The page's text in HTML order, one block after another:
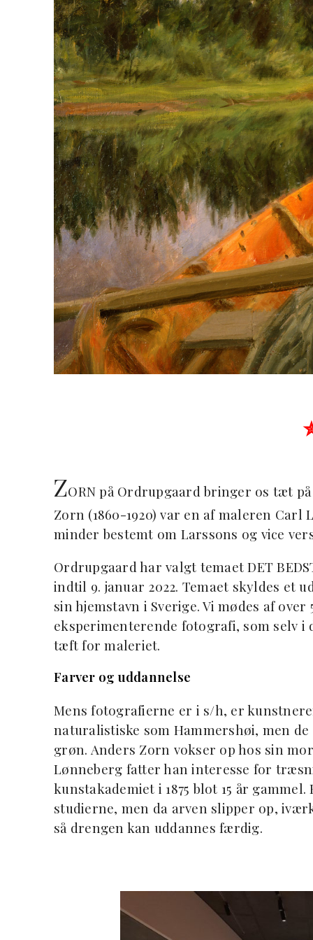
ZORN på Ordrupgaard bringer os tæt
Zorn (1860-1920) var en af maleren Carl
minder bestemt om Larssons og vice
Ordrupgaard har valgt temaet DET
indtil 9. januar 2022. Temaet skyldes et
sin hjemstavn i Sverige. Vi mødes af
eksperimenterende fotografi, som selv i
tæft for maleriet.
Farver og uddannelse
Mens fotografierne er i s/h, er
naturalistiske som Hammershøi, men
grøn. Anders Zorn vokser op hos sin
Lønneberg fatter han interesse for
kunstakademiet i 1875 blot 15 år
studierne, men da arven slipper op,
så drengen kan uddannes færdig.